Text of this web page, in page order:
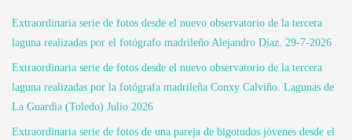
Extraordinaria serie de fotos desde el nuevo observatorio de la tercera
laguna realizadas por el fotógrafo madrileño Alejandro Díaz. 29-7-2026
Extraordinaria serie de fotos desde el nuevo observatorio de la tercera
laguna realizadas por la fotógrafa madrileña Conxy Calviño. Lagunas de
La Guardia (Toledo) Julio 2026
Extraordinaria serie de fotos de una pareja de bigotudos jóvenes desde el